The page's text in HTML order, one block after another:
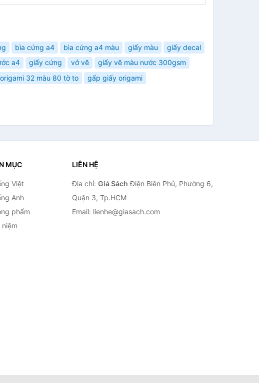
bìa cứng a4 bìa cứng a4 màu giấy màu
giấy decal
a4 giấy cứng vở vẽ
giấy vẽ màu nước 300gsm
32 màu 80 tờ to
gấp giấy origami
MỤC
Việt
Anh
phẩm
niệm
LIÊN HỆ
Địa chỉ: Giá Sách Điện Biên Phủ, Phường 6,
Quận 3, Tp.HCM
Email: lienhe@giasach.com